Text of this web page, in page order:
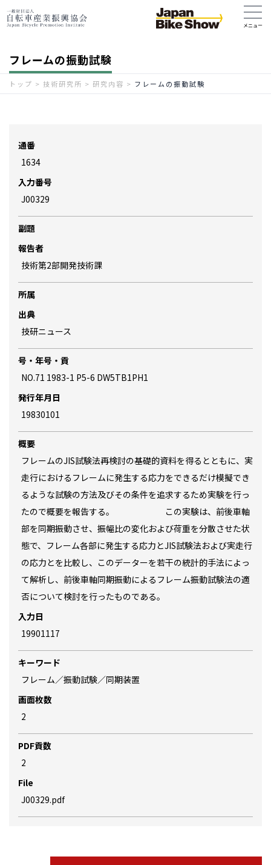
フレームの振動試験
トップ > 技術研究所 > 研究内容 > フレームの振動試験
通番
1634
入力番号
J00329
副題
報告者
技術第2部開発技術課
所属
出典
技研ニュース
号・年号・貢
NO.71 1983-1 P5-6 DW5TB1PH1
発行年月日
19830101
概要
フレームのJIS試験法再検討の基礎的資料を得るとともに、実
走行におけるフレームに発生する応力をできるだけ模擬でき
るような試験の方法及びその条件を追求するため実験を行っ
たので概要を報告する。 この実験は、前後車軸
部を同期振動させ、振幅比の変化および荷重を分散させた状
態で、フレーム各部に発生する応力とJIS試験法および実走行
の応力とを比較し、このデーターを若干の統計的手法によっ
て解析し、前後車軸同期振動によるフレーム振動試験法の適
否について検討を行ったものである。
入力日
19901117
キーワード
フレーム／振動試験／同期装置
画面枚数
2
PDF貢数
2
File
J00329.pdf